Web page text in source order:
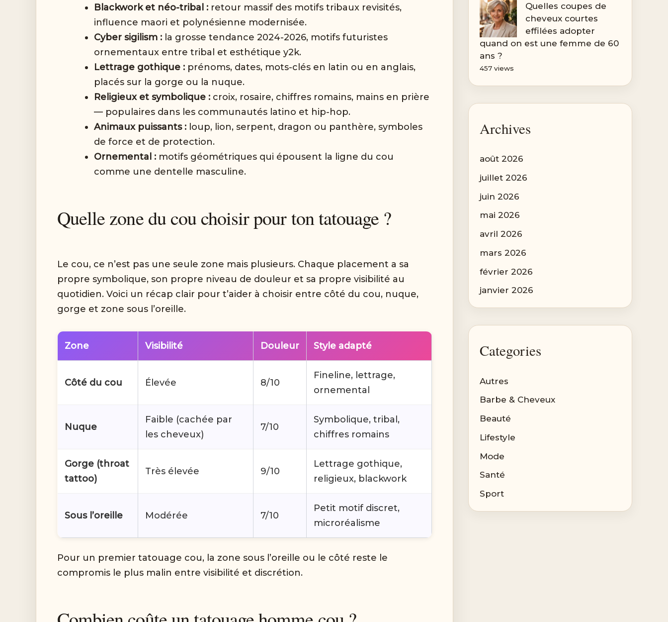
Blackwork et néo-tribal : retour massif des motifs tribaux revisités,
influence maori et polynésienne modernisée.
Cyber sigilism : la grosse tendance 2024-2026, motifs futuristes
ornementaux entre tribal et esthétique y2k.
Lettrage gothique : prénoms, dates, mots-clés en latin ou en anglais,
placés sur la gorge ou la nuque.
Religieux et symbolique : croix, rosaire, chiffres romains, mains en prière
— populaires dans les communautés latino et hip-hop.
Animaux puissants : loup, lion, serpent, dragon ou panthère, symboles
de force et de protection.
Ornemental : motifs géométriques qui épousent la ligne du cou
comme une dentelle masculine.
Quelle zone du cou choisir pour ton tatouage ?
Le cou, ce n’est pas une seule zone mais plusieurs. Chaque placement a sa
propre symbolique, son propre niveau de douleur et sa propre visibilité au
quotidien. Voici un récap clair pour t’aider à choisir entre côté du cou, nuque,
gorge et zone sous l’oreille.
Zone Visibilité Douleur Style adapté
Côté du cou Élevée 8/10
Fineline, lettrage,
ornemental
Nuque
Faible (cachée par
les cheveux)
7/10
Symbolique, tribal,
chiffres romains
Gorge (throat
tattoo)
Très élevée 9/10
Lettrage gothique,
religieux, blackwork
Sous l’oreille Modérée 7/10
Petit motif discret,
microréalisme
Pour un premier tatouage cou, la zone sous l’oreille ou le côté reste le
compromis le plus malin entre visibilité et discrétion.
Quelles coupes de
cheveux courtes
effilées adopter
quand on est une femme de 60
ans ?
457 views
Archives
août 2026
juillet 2026
juin 2026
mai 2026
avril 2026
mars 2026
février 2026
janvier 2026
Categories
Autres
Barbe & Cheveux
Beauté
Lifestyle
Mode
Santé
Sport